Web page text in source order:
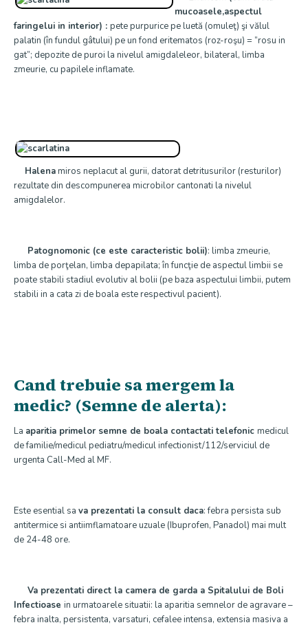
mucoasele,aspectul
faringelui in interior) : pete purpurice pe luetă (omuleţ) şi vălul
palatin (în fundul gâtului) pe un fond eritematos (roz-roşu) = ”rosu in
gat”; depozite de puroi la nivelul amigdaleleor, bilateral, limba
zmeurie, cu papilele inflamate.
Halenamiros neplacut al gurii, datorat detritusurilor (resturilor)
rezultate din descompunerea microbilor cantonati la nivelul
amigdalelor.
Patognomonic (ce este caracteristic bolii): limba zmeurie,
limba de porţelan, limba depapilata; în funcţie de aspectul limbii se
poate stabili stadiul evolutiv al bolii (pe baza aspectului limbii, putem
stabili in a cata zi de boala este respectivul pacient).
Cand trebuie sa mergem la
medic? (Semne de alerta):
La aparitia primelor semne de boala contactati telefonic medicul
de familie/medicul pediatru/medicul infectionist/112/serviciul de
urgenta Call-Med al MF.
Este esential sa va prezentati la consult daca: febra persista sub
antitermice si antiimflamatoare uzuale (Ibuprofen, Panadol) mai mult
de 24-48 ore.
Va prezentati direct la camera de garda a Spitalului de Boli
Infectioase in urmatoarele situatii: la aparitia semnelor de agravare –
febra inalta, persistenta, varsaturi, cefalee intensa, extensia masiva a